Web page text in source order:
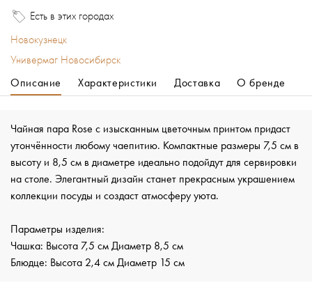
Есть в этих городах
Новокузнецк
Универмаг Новосибирск
Описание
Характеристики Доставка О бренде
Чайная пара Rose с изысканным цветочным принтом придаст
утончённости любому чаепитию. Компактные размеры 7,5 см в
высоту и 8,5 см в диаметре идеально подойдут для сервировки
на столе. Элегантный дизайн станет прекрасным украшением
коллекции посуды и создаст атмосферу уюта.
Параметры изделия:
Чашка: Высота 7,5 см Диаметр 8,5 см
Блюдце: Высота 2,4 см Диаметр 15 см